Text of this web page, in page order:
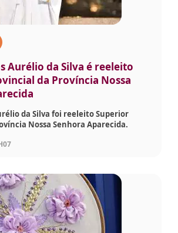
Aurélio da Silva é reeleito
da Província Nossa
da Silva foi reeleito Superior
Nossa Senhora Aparecida.